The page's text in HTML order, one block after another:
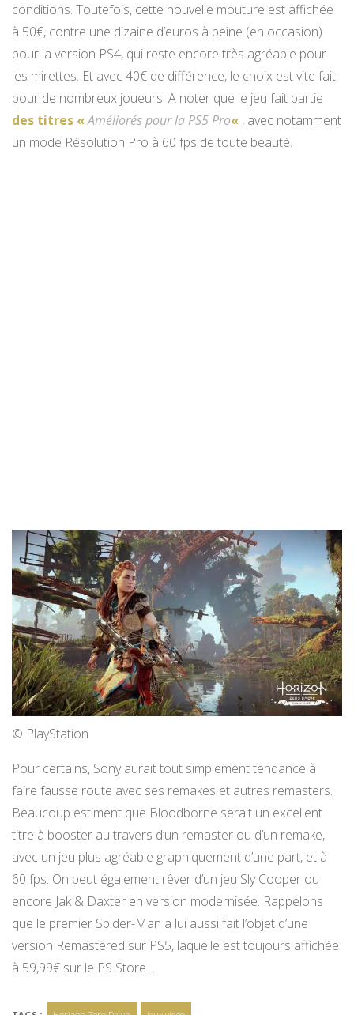
conditions. Toutefois, cette nouvelle mouture est affichée
à 50€, contre une dizaine d’euros à peine (en occasion)
pour la version PS4, qui reste encore très agréable pour
les mirettes. Et avec 40€ de différence, le choix est vite fait
pour de nombreux joueurs. A noter que le jeu fait partie
des titres «Améliorés pour la PS5 Pro« , avec notamment
un mode Résolution Pro à 60 fps de toute beauté.
© PlayStation
Pour certains, Sony aurait tout simplement tendance à
faire fausse route avec ses remakes et autres remasters.
Beaucoup estiment que Bloodborne serait un excellent
titre à booster au travers d’un remaster ou d’un remake,
avec un jeu plus agréable graphiquement d’une part, et à
60 fps. On peut également rêver d’un jeu Sly Cooper ou
encore Jak & Daxter en version modernisée. Rappelons
que le premier Spider-Man a lui aussi fait l’objet d’une
version Remastered sur PS5, laquelle est toujours affichée
à 59,99€ sur le PS Store…